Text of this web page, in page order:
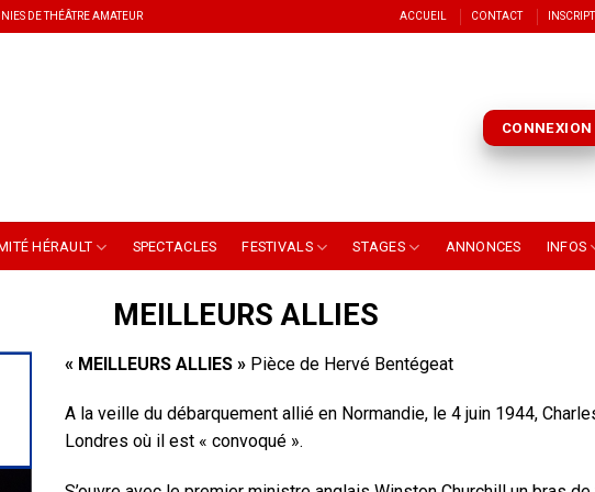
DE THÉÂTRE AMATEUR ACCUEIL CONTACT
CONNEXION
HÉRAULT SPECTACLES FESTIVALS STAGES ANNONCES INFOS
MEILLEURS ALLIES
« MEILLEURS ALLIES » Pièce de Hervé Bentégeat
A la veille du débarquement allié en Normandie, le 4 juin 1944,
Londres où il est « convoqué ».